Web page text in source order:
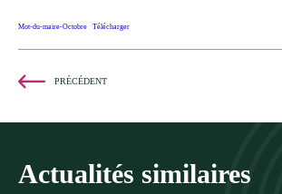
Mot-du-maire-Octobre Télécharger
PRÉCÉDENT
Actualités similaires